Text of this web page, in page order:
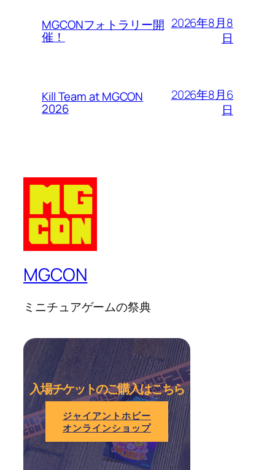
MGCONフォトラリー開
催！
2026年8月8
日
Kill Team at MGCON
2026
2026年8月6
日
MGCON
ミニチュアゲームの祭典
入場チケットのご購入はこちら
ジャイアントホビー
オンラインショップ